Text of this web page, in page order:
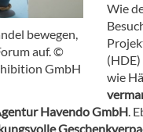
bewegen,
auf. ©
GmbH
Wie
wie
Havendo GmbH.